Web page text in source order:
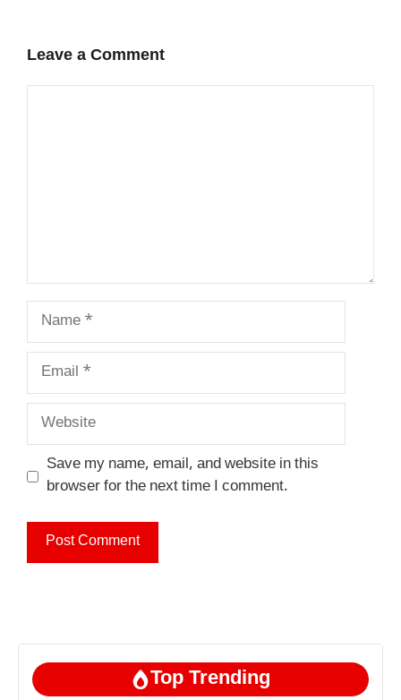
Leave a Comment
Name
Email
Website
Save my name, email, and website in this
browser for the next time I comment.
Top Trending